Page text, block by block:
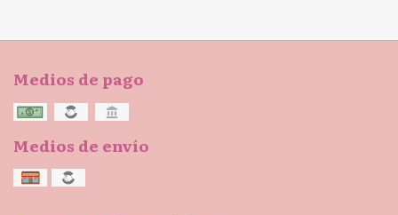
Medios de pago
Medios de envío